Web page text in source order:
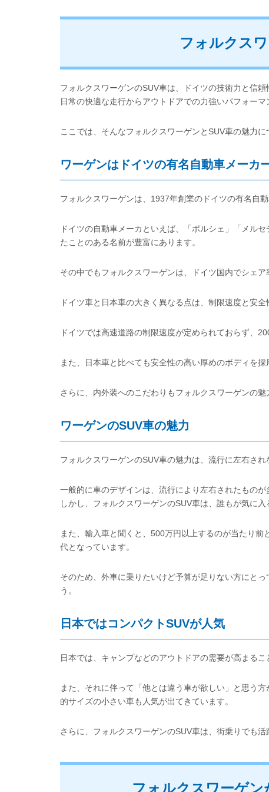
フォルクス
フォルクスワーゲンのSUV車は、ドイツの技術力と信
日常の快適な走行からアウトドアでの力強いパフォー
ここでは、そんなフォルクスワーゲンとSUV車の魅力に
ワーゲンはドイツの有名自動車メーカ
フォルクスワーゲンは、1937年創業のドイツの有名自動
ドイツの自動車メーカといえば、「ポルシェ」「メル
たことのある名前が豊富にあります。
その中でもフォルクスワーゲンは、ドイツ国内でシェア
ドイツ車と日本車の大きく異なる点は、制限速度と安全
ドイツでは高速道路の制限速度が定められておらず、
また、日本車と比べても安全性の高い厚めのボディを
さらに、内外装へのこだわりもフォルクスワーゲンの
ワーゲンのSUV車の魅力
フォルクスワーゲンのSUV車の魅力は、流行に左右さ
一般的に車のデザインは、流行により左右されたものが
しかし、フォルクスワーゲンのSUV車は、誰もが気に
また、輸入車と聞くと、500万円以上するのが当たり
代となっています。
そのため、外車に乗りたいけど予算が足りない方にと
う。
日本ではコンパクトSUVが人気
日本では、キャンプなどのアウトドアの需要が高まる
また、それに伴って「他とは違う車が欲しい」と思う
的サイズの小さい車も人気が出てきています。
さらに、フォルクスワーゲンのSUV車は、街乗りでも
フォルクスワーゲン